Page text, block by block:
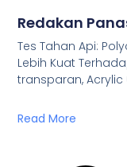
Redakan
Tes Tahan Api:
Lebih Kuat
transparan, Acrylic
Read More